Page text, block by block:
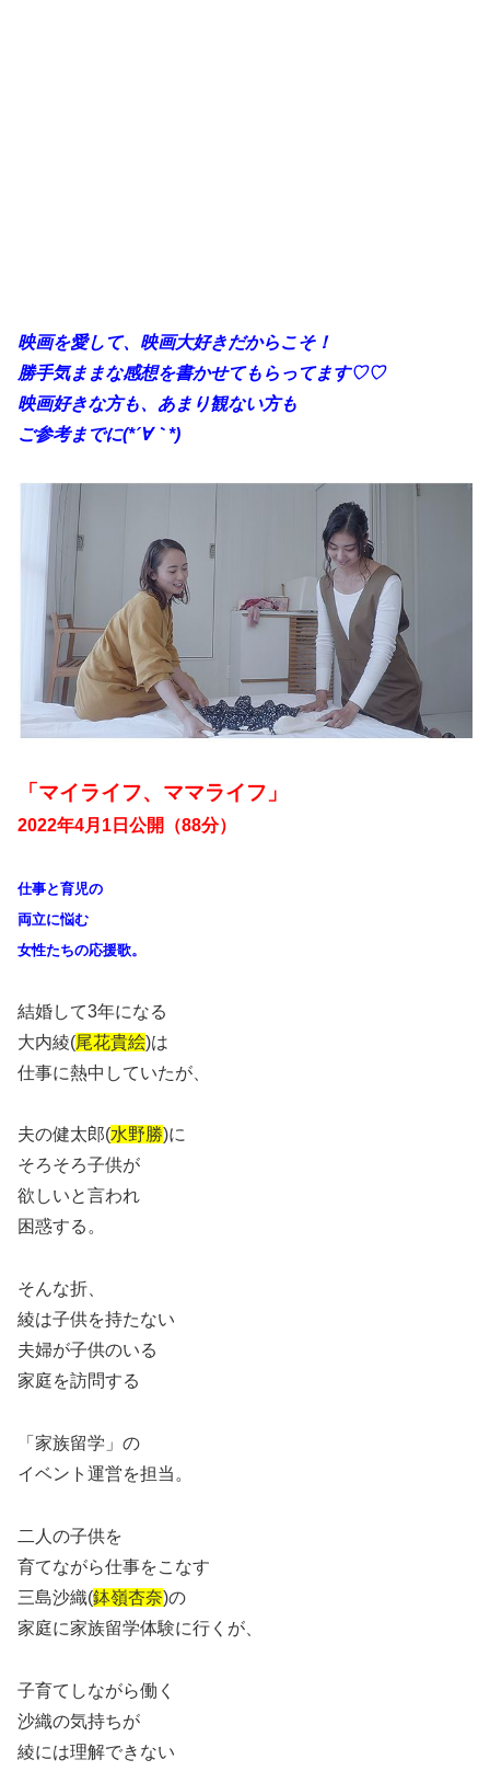
映画を愛して、映画大好きだからこそ！
勝手気ままな感想を書かせてもらってます♡♡
映画好きな方も、あまり観ない方も
ご参考までに(*´∀｀*)
「マイライフ、ママライフ」
2022年4月1日公開（88分）
仕事と育児の
両立に悩む
女性たちの応援歌。
結婚して3年になる
大内綾(尾花貴絵)は
仕事に熱中していたが、
夫の健太郎(水野勝)に
そろそろ子供が
欲しいと言われ
困惑する。
そんな折、
綾は子供を持たない
夫婦が子供のいる
家庭を訪問する
「家族留学」の
イベント運営を担当。
二人の子供を
育てながら仕事をこなす
三島沙織(鉢嶺杏奈)の
家庭に家族留学体験に行くが、
子育てしながら働く
沙織の気持ちが
綾には理解できない